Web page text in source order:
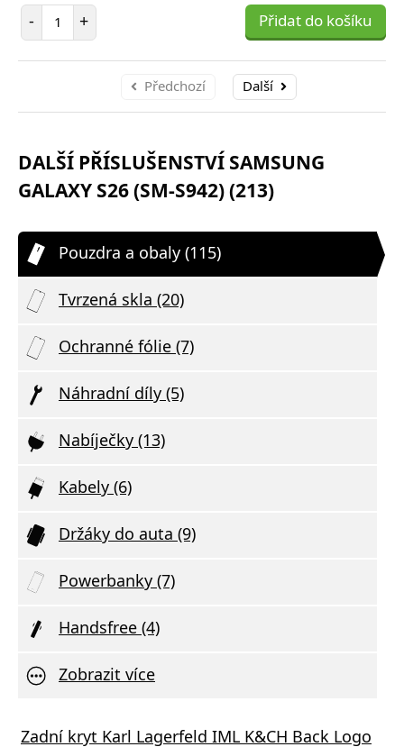
- Počet položek
+ Přidat do košíku
Předchozí Další
DALŠÍ PŘÍSLUŠENSTVÍ SAMSUNG
GALAXY S26 (SM-S942) (213)
Pouzdra a obaly (115)
Tvrzená skla (20)
Ochranné fólie (7)
Náhradní díly (5)
Nabíječky (13)
Kabely (6)
Držáky do auta (9)
Powerbanky (7)
Handsfree (4)
Zobrazit více
Zadní kryt Karl Lagerfeld IML K&CH Back Logo
Nabíječka Xiaomi MDY-11-EZ 3A 33W